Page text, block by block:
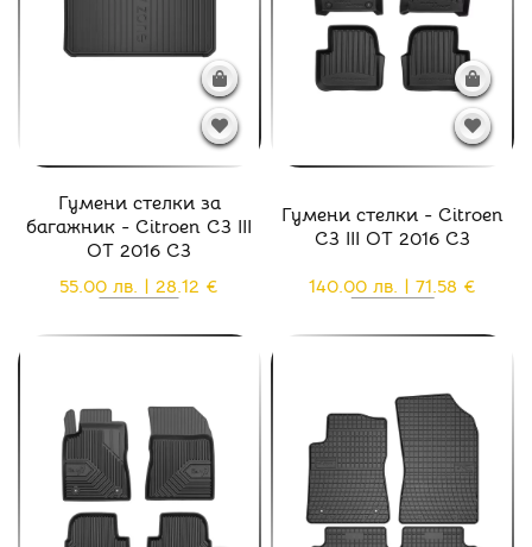
Гумени стелки за
багажник - Citroen C3 III
ОТ 2016 C3
55.00 лв. | 28.12 €
Гумени стелки - Citroen
C3 III ОТ 2016 C3
140.00 лв. | 71.58 €